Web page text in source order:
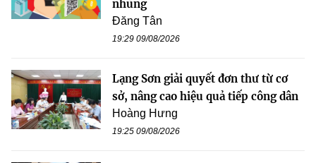
nhũng
Đăng Tân
19:29 09/08/2026
Lạng Sơn giải quyết đơn thư từ cơ
sở, nâng cao hiệu quả tiếp công dân
Hoàng Hưng
19:25 09/08/2026